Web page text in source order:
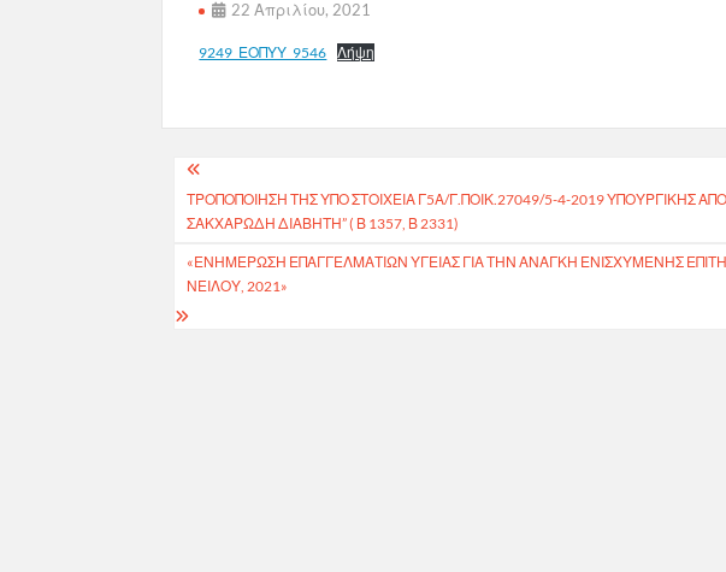
22 Απριλίου, 2021
9249_ΕΟΠΥΥ_9546 Λήψη
Πλοήγηση
άρθρων
ΤΡΟΠΟΠΟΙΗΣΗ ΤΗΣ ΥΠΟ ΣΤΟΙΧΕΙΑ Γ5Α/Γ.ΠΟΙΚ.27049/5-4-2019 ΥΠΟΥΡΓΙΚΗΣ
ΣΑΚΧΑΡΩΔΗ ΔΙΑΒΗΤΗ” ( Β 1357, Β 2331)
«ΕΝΗΜΈΡΩΣΗ ΕΠΑΓΓΕΛΜΑΤΙΏΝ ΥΓΕΊΑΣ ΓΙΑ ΤΗΝ ΑΝΆΓΚΗ ΕΝΙΣΧΥΜΈΝΗΣ
ΝΕΊΛΟΥ, 2021»